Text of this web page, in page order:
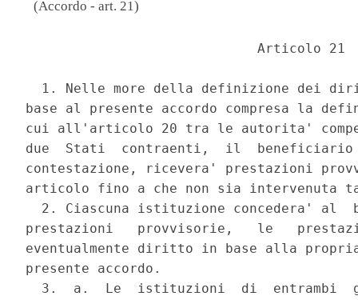
(Accordo - art. 21)
                             Articolo 21
1. Nelle more della definizione dei
base al presente accordo compresa la
cui all'articolo 20 tra le autorita'
due  Stati  contraenti,  il
contestazione, ricevera' prestazioni
articolo fino a che non sia intervenuta
2. Ciascuna istituzione concedera' al
prestazioni   provvisorie,   le
eventualmente diritto in base alla
presente accordo.
3.  a.  Le  istituzioni  di  entrambi